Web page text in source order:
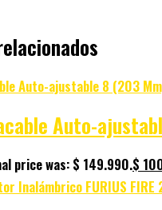
Auto-
price was: $ 149.990.$